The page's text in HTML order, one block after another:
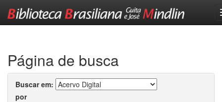
Página de busca
Buscar em:
por